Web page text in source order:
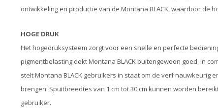
ontwikkeling en productie van de Montana BLACK, waardoor de
HOGE DRUK
Het hogedruksysteem zorgt voor een snelle en perfecte
pigmentbelasting dekt Montana BLACK buitengewoon goed. In
stelt Montana BLACK gebruikers in staat om de verf nauwkeurig
brengen. Spuitbreedtes van 1 cm tot 30 cm kunnen worden
gebruiker.